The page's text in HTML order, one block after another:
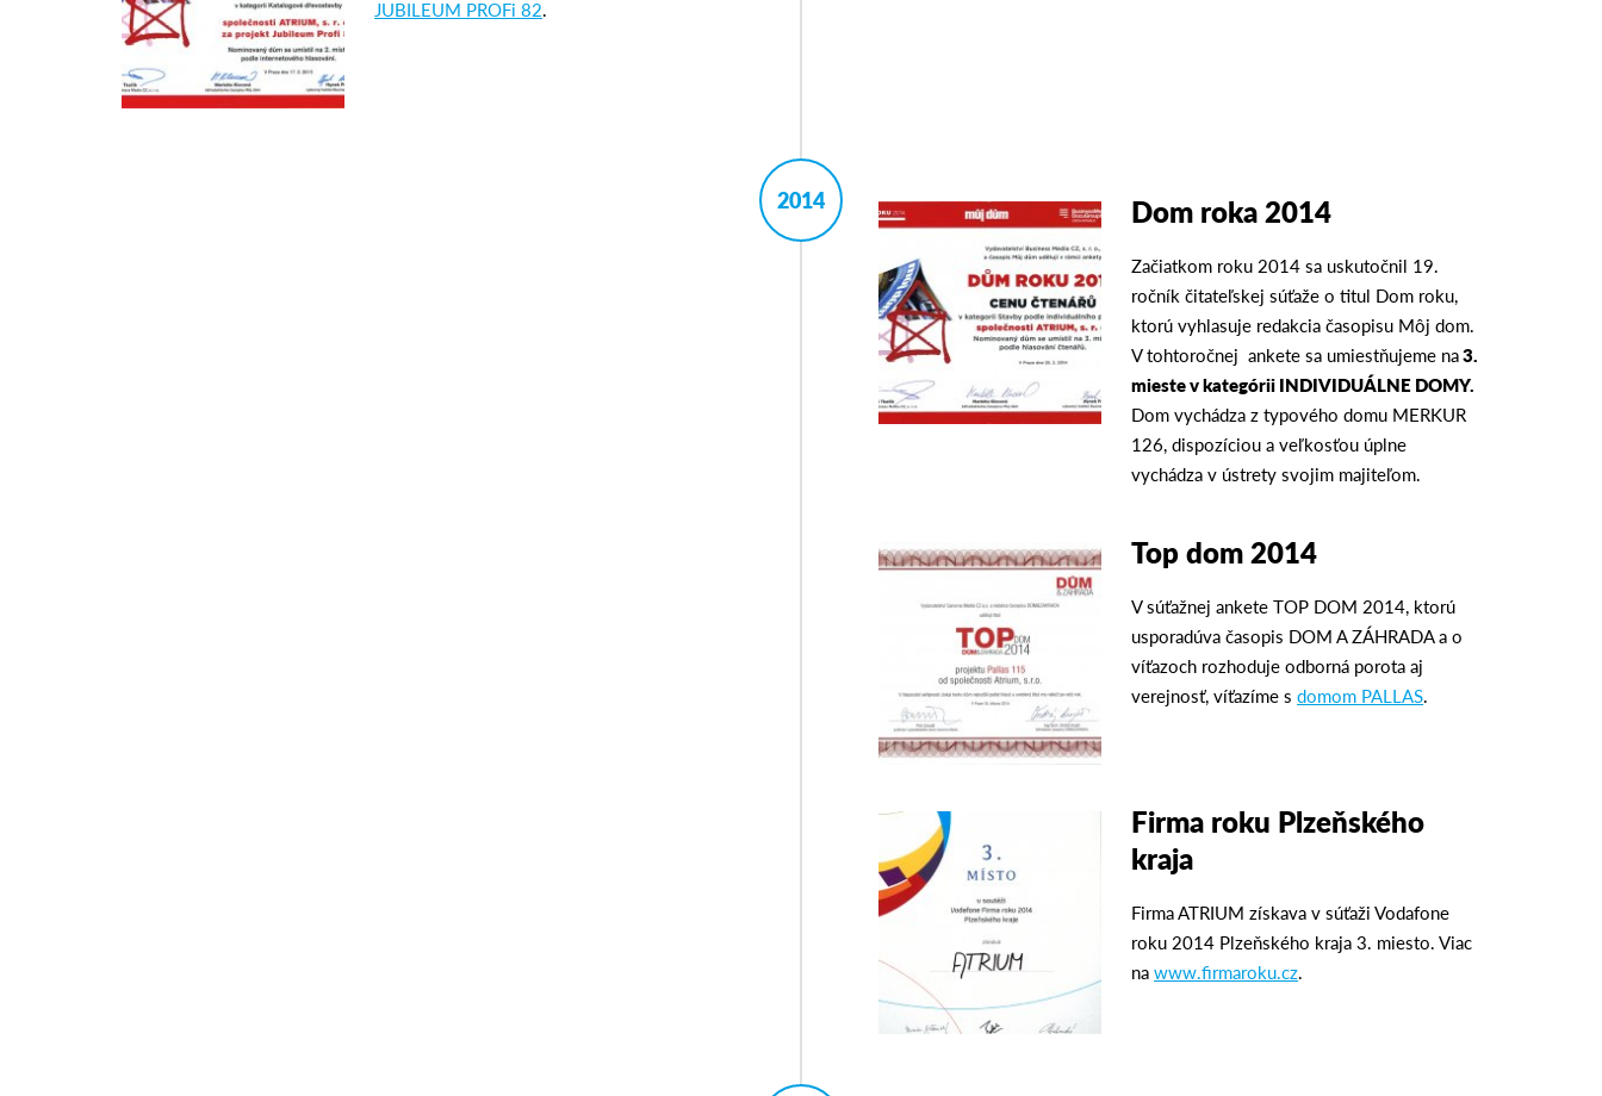
JUBILEUM PROFi 82.
2014 Dom roka 2014
Začiatkom roku 2014 sa uskutočnil 19.
ročník čitateľskej súťaže o titul Dom roku,
ktorú vyhlasuje redakcia časopisu Môj dom.
V tohtoročnej ankete sa umiestňujeme na3.
mieste v kategórii INDIVIDUÁLNE DOMY.
Dom vychádza z typového domu MERKUR
126, dispozíciou a veľkosťou úplne
vychádza v ústrety svojim majiteľom.
Top dom 2014
V súťažnej ankete TOP DOM 2014, ktorú
usporadúva časopis DOM A ZÁHRADA a o
víťazoch rozhoduje odborná porota aj
verejnosť, víťazíme sdomom PALLAS.
Firma roku Plzeňského
kraja
Firma ATRIUM získava v súťaži Vodafone
roku 2014 Plzeňského kraja 3. miesto. Viac
nawww.firmaroku.cz.